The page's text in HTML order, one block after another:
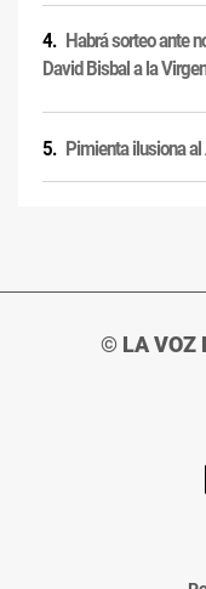
Habrá sorteo ante
David Bisbal a la
Pimienta ilusiona
© LA VOZ